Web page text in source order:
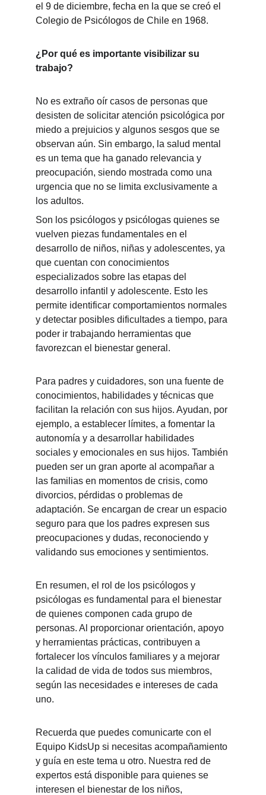
el 9 de diciembre, fecha en la que se creó el
Colegio de Psicólogos de Chile en 1968.
¿Por qué es importante visibilizar su
trabajo?
No es extraño oír casos de personas que
desisten de solicitar atención psicológica por
miedo a prejuicios y algunos sesgos que se
observan aún. Sin embargo, la salud mental
es un tema que ha ganado relevancia y
preocupación, siendo mostrada como una
urgencia que no se limita exclusivamente a
los adultos.
Son los psicólogos y psicólogas quienes se
vuelven piezas fundamentales en el
desarrollo de niños, niñas y adolescentes, ya
que cuentan con conocimientos
especializados sobre las etapas del
desarrollo infantil y adolescente. Esto les
permite identificar comportamientos normales
y detectar posibles dificultades a tiempo, para
poder ir trabajando herramientas que
favorezcan el bienestar general.
Para padres y cuidadores, son una fuente de
conocimientos, habilidades y técnicas que
facilitan la relación con sus hijos. Ayudan, por
ejemplo, a establecer límites, a fomentar la
autonomía y a desarrollar habilidades
sociales y emocionales en sus hijos. También
pueden ser un gran aporte al acompañar a
las familias en momentos de crisis, como
divorcios, pérdidas o problemas de
adaptación. Se encargan de crear un espacio
seguro para que los padres expresen sus
preocupaciones y dudas, reconociendo y
validando sus emociones y sentimientos.
En resumen, el rol de los psicólogos y
psicólogas es fundamental para el bienestar
de quienes componen cada grupo de
personas. Al proporcionar orientación, apoyo
y herramientas prácticas, contribuyen a
fortalecer los vínculos familiares y a mejorar
la calidad de vida de todos sus miembros,
según las necesidades e intereses de cada
uno.
Recuerda que puedes comunicarte con el
Equipo KidsUp si necesitas acompañamiento
y guía en este tema u otro. Nuestra red de
expertos está disponible para quienes se
interesen el bienestar de los niños,